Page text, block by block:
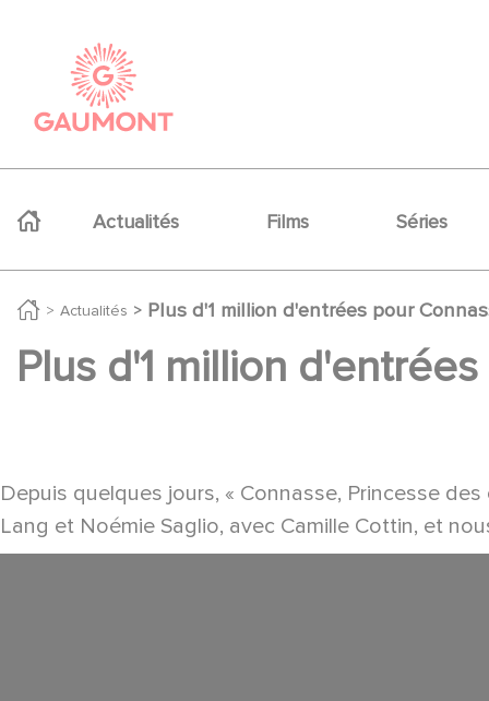
Actualités Films Séries
Actualités Plus d'1 million d'entrées pour
Plus d'1 million
Depuis quelques jours, « Connasse, Princesse
Lang et Noémie Saglio, avec Camille Cottin, et